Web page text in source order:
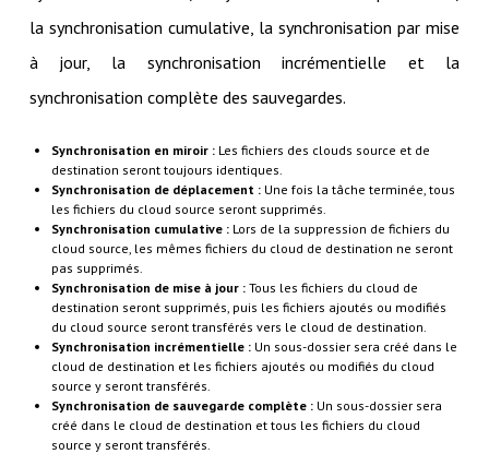
la synchronisation cumulative, la synchronisation par mise
à jour, la synchronisation incrémentielle et la
synchronisation complète des sauvegardes.
Synchronisation en miroir :Les fichiers des clouds source et de
destination seront toujours identiques.
Synchronisation de déplacement :Une fois la tâche terminée, tous
les fichiers du cloud source seront supprimés.
Synchronisation cumulative :Lors de la suppression de fichiers du
cloud source, les mêmes fichiers du cloud de destination ne seront
pas supprimés.
Synchronisation de mise à jour :Tous les fichiers du cloud de
destination seront supprimés, puis les fichiers ajoutés ou modifiés
du cloud source seront transférés vers le cloud de destination.
Synchronisation incrémentielle :Un sous-dossier sera créé dans le
cloud de destination et les fichiers ajoutés ou modifiés du cloud
source y seront transférés.
Synchronisation de sauvegarde complète :Un sous-dossier sera
créé dans le cloud de destination et tous les fichiers du cloud
source y seront transférés.